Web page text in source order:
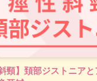
ジストニア】顎・口